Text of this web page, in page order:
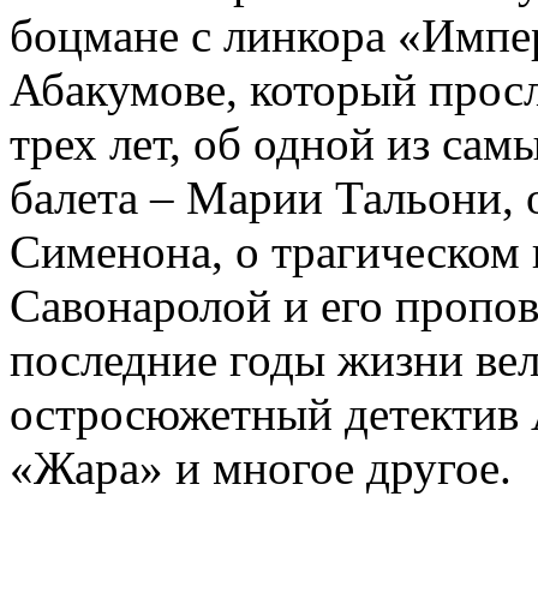
боцмане с линкора
Абакумове, который
трех лет, об одной из
балета – Марии
Сименона, о трагическом
Савонаролой и его
последние годы жизни
остросюжетный детектив
«Жара» и многое другое.